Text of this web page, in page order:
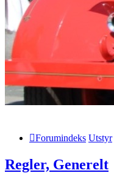
Forumindeks Utstyr
Regler, Generelt